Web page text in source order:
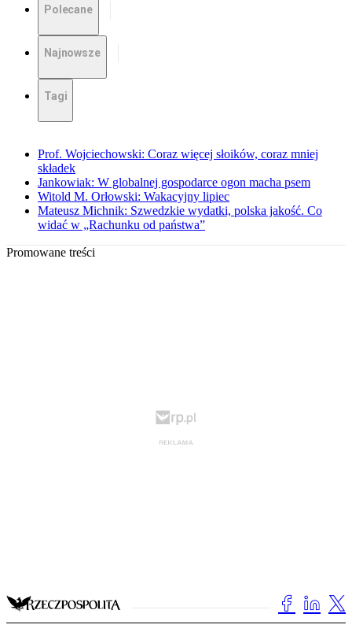
Polecane
Najnowsze
Tagi
Prof. Wojciechowski: Coraz więcej słoików, coraz mniej
składek
Jankowiak: W globalnej gospodarce ogon macha psem
Witold M. Orłowski: Wakacyjny lipiec
Mateusz Michnik: Szwedzkie wydatki, polska jakość. Co
widać w „Rachunku od państwa”
Promowane treści